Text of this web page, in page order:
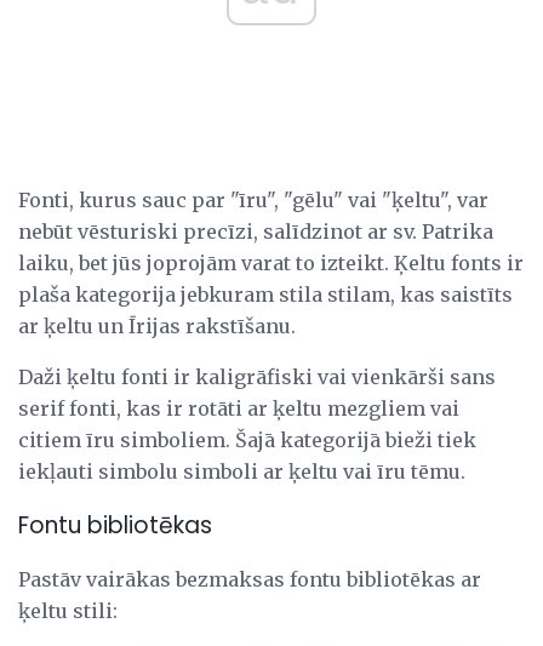
Fonti, kurus sauc par "īru", "gēlu" vai "ķeltu", var
nebūt vēsturiski precīzi, salīdzinot ar sv. Patrika
laiku, bet jūs joprojām varat to izteikt. Ķeltu fonts ir
plaša kategorija jebkuram stila stilam, kas saistīts
ar ķeltu un Īrijas rakstīšanu.
Daži ķeltu fonti ir kaligrāfiski vai vienkārši sans
serif fonti, kas ir rotāti ar ķeltu mezgliem vai
citiem īru simboliem. Šajā kategorijā bieži tiek
iekļauti simbolu simboli ar ķeltu vai īru tēmu.
Fontu bibliotēkas
Pastāv vairākas bezmaksas fontu bibliotēkas ar
ķeltu stili: